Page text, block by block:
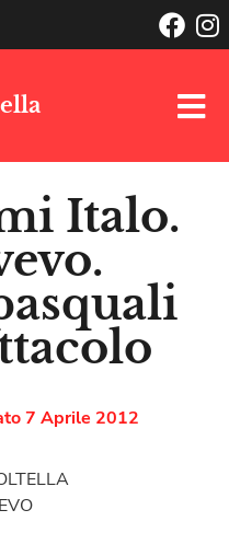
Italo.
7 Aprile 2012